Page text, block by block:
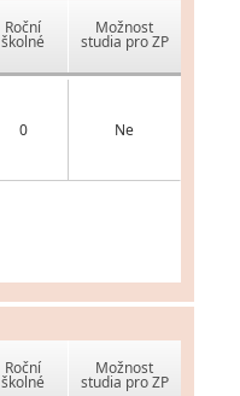
Roční
školné
Možnost
studia pro ZP
0 Ne
Roční
školné
Možnost
studia pro ZP